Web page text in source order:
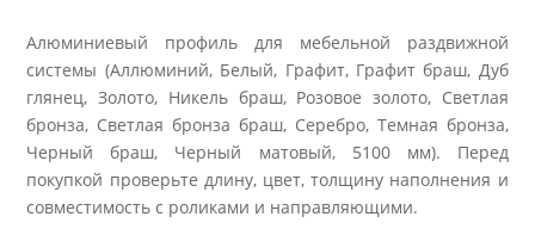
Алюминиевый профиль для мебельной раздвижной
системы (Аллюминий, Белый, Графит, Графит браш, Дуб
глянец, Золото, Никель браш, Розовое золото, Светлая
бронза, Светлая бронза браш, Серебро, Темная бронза,
Черный браш, Черный матовый, 5100 мм). Перед
покупкой проверьте длину, цвет, толщину наполнения и
совместимость с роликами и направляющими.